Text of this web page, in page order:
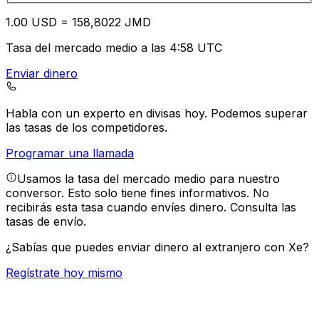
1.00 USD = 158,8022 JMD
Tasa del mercado medio a las 4:58 UTC
Enviar dinero
Habla con un experto en divisas hoy. Podemos superar
las tasas de los competidores.
Programar una llamada
Usamos la tasa del mercado medio para nuestro
conversor. Esto solo tiene fines informativos. No
recibirás esta tasa cuando envíes dinero. Consulta las
tasas de envío.
¿Sabías que puedes enviar dinero al extranjero con Xe?
Regístrate hoy mismo